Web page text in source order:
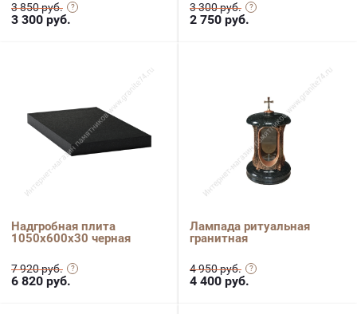
3 850 руб.
3 300 руб.
3 300 руб.
2 750 руб.
Надгробная плита
1050х600х30 черная
7 920 руб.
6 820 руб.
Лампада ритуальная
гранитная
4 950 руб.
4 400 руб.